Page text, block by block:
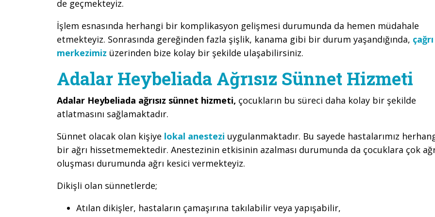
de geçmekteyiz.
İşlem esnasında herhangi bir komplikasyon gelişmesi durumunda da hemen müdahale
etmekteyiz. Sonrasında gereğinden fazla şişlik, kanama gibi bir durum yaşandığında, çağrı
merkezimiz üzerinden bize kolay bir şekilde ulaşabilirsiniz.
Adalar Heybeliada Ağrısız Sünnet Hizmeti
Adalar Heybeliada ağrısız sünnet hizmeti, çocukların bu süreci daha kolay bir şekilde
atlatmasını sağlamaktadır.
Sünnet olacak olan kişiye lokal anestezi uygulanmaktadır. Bu sayede hastalarımız
bir ağrı hissetmemektedir. Anestezinin etkisinin azalması durumunda da çocuklara çok
oluşması durumunda ağrı kesici vermekteyiz.
Dikişli olan sünnetlerde;
Atılan dikişler, hastaların çamaşırına takılabilir veya yapışabilir,